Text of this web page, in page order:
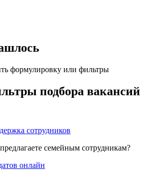
формулировку или фильтры
подбора вакансий
сотрудников
семейным сотрудникам?
онлайн